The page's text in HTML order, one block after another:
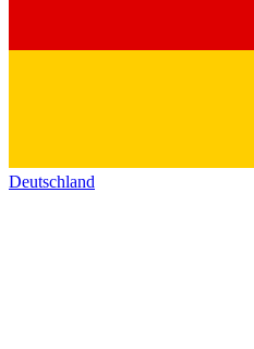
Deutschland